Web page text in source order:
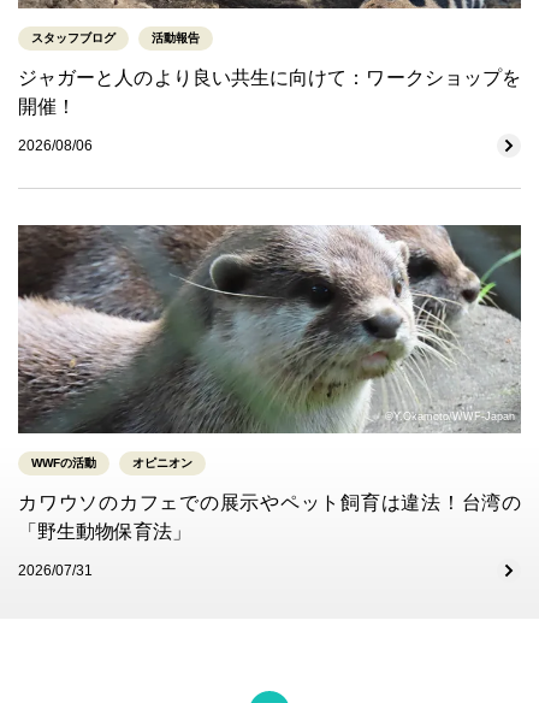
スタッフブログ 活動報告
ジャガーと人のより良い共生に向けて：ワークショップを
開催！
2026/08/06
©Y.Okamoto/WWF-Japan
WWFの活動 オピニオン
カワウソのカフェでの展示やペット飼育は違法！台湾の
「野生動物保育法」
2026/07/31